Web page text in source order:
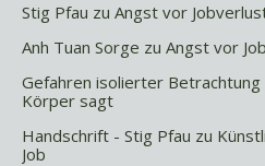
Stig Pfau zu Angst vor
Anh Tuan Sorge zu Angst vor
Gefahren isolierter Betrachtung
Körper sagt
Handschrift - Stig Pfau zu
Job